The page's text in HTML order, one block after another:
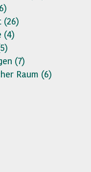
(26)
(4)
5)
(7)
Raum (6)